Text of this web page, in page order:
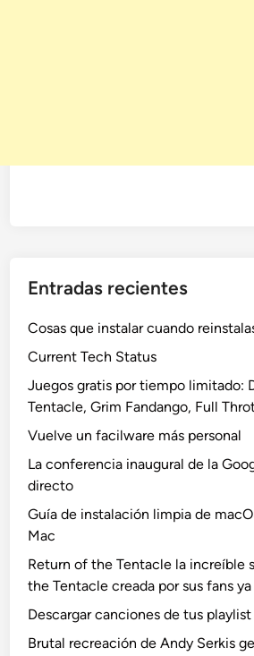
Entradas recientes
Cosas que instalar cuando
Current Tech Status
Juegos gratis por tiempo limitado:
Tentacle, Grim Fandango, Full
Vuelve un facilware más personal
La conferencia inaugural de la
directo
Guía de instalación limpia de
Mac
Return of the Tentacle la increíble
the Tentacle creada por sus fans
Descargar canciones de tus
Brutal recreación de Andy Serkis